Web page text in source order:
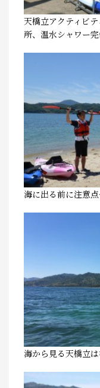
天橋立アクティビ
所、温水シャワー完
海に出る前に注意
海から見る天橋立は